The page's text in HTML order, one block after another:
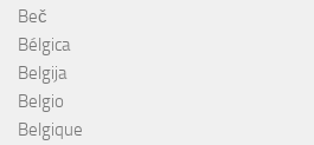
Beč
Bélgica
Belgija
Belgio
Belgique